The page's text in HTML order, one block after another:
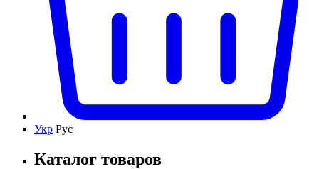
Укр Рус
Каталог товаров